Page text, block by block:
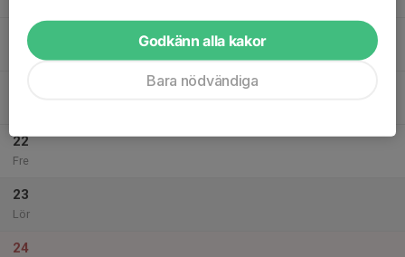
20
Ons
22
Fre
23
Lör
24
Godkänn alla kakor
Bara nödvändiga